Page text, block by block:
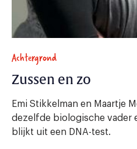
Achtergrond
Zussen en zo
Emi Stikkelman en Maartje
dezelfde biologische vader
blijkt uit een DNA-test.